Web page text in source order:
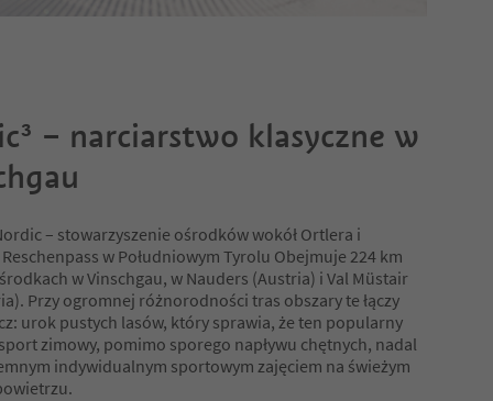
– narciarstwo klasyczne w
– stowarzyszenie ośrodków wokół Ortlera i
Reschenpass w Południowym Tyrolu Obejmuje 224 km
w Vinschgau, w Nauders (Austria) i Val Müstair
Przy ogromnej różnorodności tras obszary te łączy
urok pustych lasów, który sprawia, że ten popularny
zimowy, pomimo sporego napływu chętnych, nadal
indywidualnym sportowym zajęciem na świeżym